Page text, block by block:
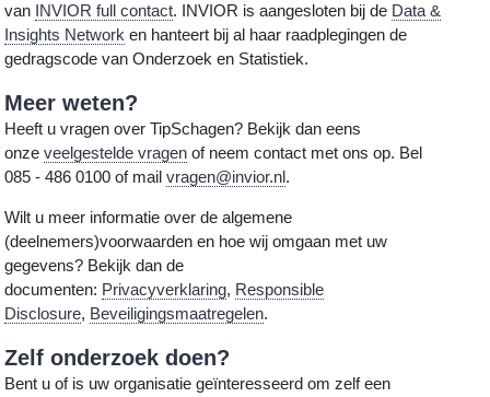
van
INVIOR full contact. INVIOR is aangesloten bij de Data &
Insights Network en hanteert bij al haar raadplegingen de
gedragscode van Onderzoek en Statistiek.
Meer weten?
Heeft u vragen over TipSchagen? Bekijk dan eens
onzeveelgestelde vragen of neem contact met ons op. Bel
085 - 486 0100 of mailvragen@invior.nl .
Wilt u meer informatie over de algemene
(deelnemers)voorwaarden en hoe wij omgaan met uw
gegevens? Bekijk dan de
documenten: Privacyverklaring, Responsible
Disclosure, Beveiligingsmaatregelen.
Zelf onderzoek doen?
Bent u of is uw organisatie geïnteresseerd om zelf een